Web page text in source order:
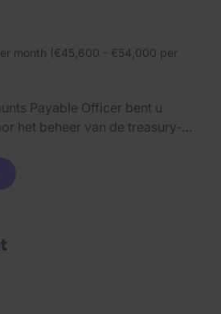
month (€45,600 - €54,000 per
Payable Officer bent u
het beheer van de treasury-
& Finance. Deze
om ervaring op te doen in een